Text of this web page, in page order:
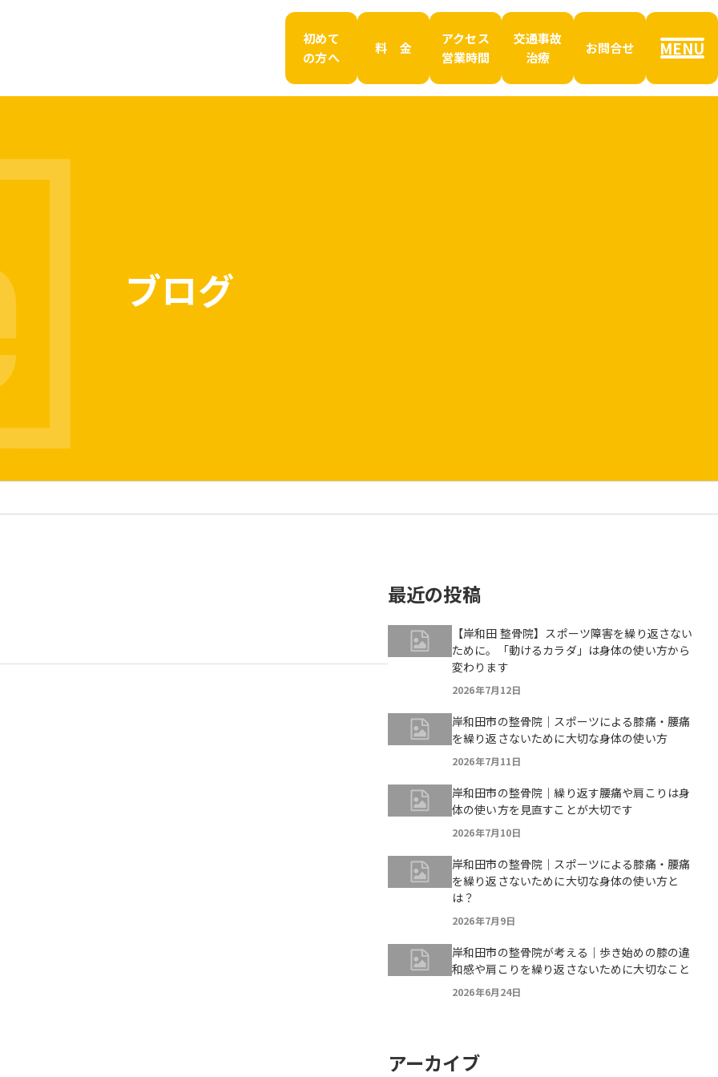
初めて
の方へ
料 金
アクセス
営業時間
交通事故
治療
お問合せ MENU
ブログ
最近の投稿
【岸和田 整骨院】スポーツ障害を繰り返さない
ために。「動けるカラダ」は身体の使い方から
変わります
2026年7月12日
岸和田市の整骨院｜スポーツによる膝痛・腰痛
を繰り返さないために大切な身体の使い方
2026年7月11日
岸和田市の整骨院｜繰り返す腰痛や肩こりは身
体の使い方を見直すことが大切です
2026年7月10日
岸和田市の整骨院｜スポーツによる膝痛・腰痛
を繰り返さないために大切な身体の使い方と
は？
2026年7月9日
岸和田市の整骨院が考える｜歩き始めの膝の違
和感や肩こりを繰り返さないために大切なこと
2026年6月24日
アーカイブ